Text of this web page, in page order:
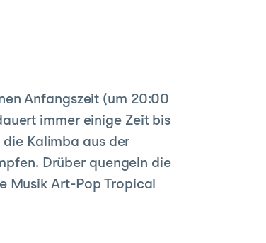
Anfangszeit (um 20:00
immer einige Zeit bis
Kalimba aus der
Drüber quengeln die
Musik Art-Pop Tropical